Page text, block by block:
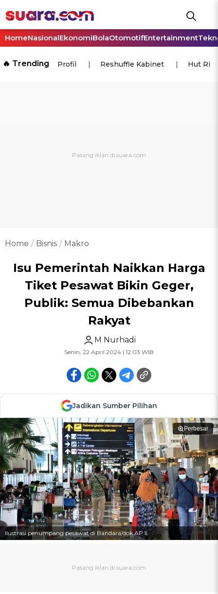
HomeNasionalEkonomiBolaOtomotifEntertainment
🔥 Trending Profil Reshuffle Kabinet Hut Ri
Home Bisnis Makro
Isu Pemerintah Naikkan Harga
Tiket Pesawat Bikin Geger,
Publik: Semua Dibebankan
Rakyat
M Nurhadi
Senin, 22 April 2024 | 12:03 WIB
Jadikan Sumber Pilihan
Perbesar
Ilustrasi penumpang pesawat di Bandara/dok AP II